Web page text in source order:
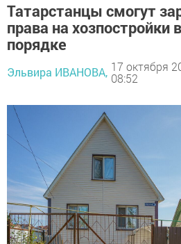
Татарстанцы смогут
права на
порядке
Эльвира ИВАНОВА, 17 октября
08:52